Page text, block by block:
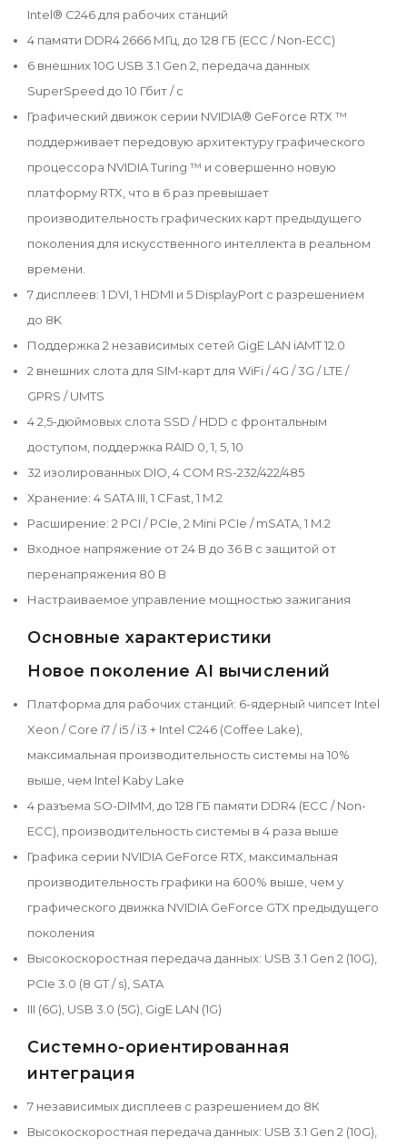
Intel® C246 для рабочих станций
4 памяти DDR4 2666 МГц, до 128 ГБ (ECC / Non-ECC)
6 внешних 10G USB 3.1 Gen 2, передача данных
SuperSpeed до 10 Гбит / с
Графический движок серии NVIDIA® GeForce RTX ™
поддерживает передовую архитектуру графического
процессора NVIDIA Turing ™ и совершенно новую
платформу RTX, что в 6 раз превышает
производительность графических карт предыдущего
поколения для искусственного интеллекта в реальном
времени.
7 дисплеев: 1 DVI, 1 HDMI и 5 DisplayPort с разрешением
до 8K
Поддержка 2 независимых сетей GigE LAN iAMT 12.0
2 внешних слота для SIM-карт для WiFi / 4G / 3G / LTE /
GPRS / UMTS
4 2,5-дюймовых слота SSD / HDD с фронтальным
доступом, поддержка RAID 0, 1, 5, 10
32 изолированных DIO, 4 COM RS-232/422/485
Хранение: 4 SATA III, 1 CFast, 1 M.2
Расширение: 2 PCI / PCIe, 2 Mini PCIe / mSATA, 1 M.2
Входное напряжение от 24 В до 36 В с защитой от
перенапряжения 80 В
Настраиваемое управление мощностью зажигания
Основные характеристики
Новое поколение AI вычислений
Платформа для рабочих станций: 6-ядерный чипсет Intel
Xeon / Core i7 / i5 / i3 + Intel C246 (Coffee Lake),
максимальная производительность системы на 10%
выше, чем Intel Kaby Lake
4 разъема SO-DIMM, до 128 ГБ памяти DDR4 (ECC / Non-
ECC), производительность системы в 4 раза выше
Графика серии NVIDIA GeForce RTX, максимальная
производительность графики на 600% выше, чем у
графического движка NVIDIA GeForce GTX предыдущего
поколения
Высокоскоростная передача данных: USB 3.1 Gen 2 (10G),
PCIe 3.0 (8 GT / s), SATA
III (6G), USB 3.0 (5G), GigE LAN (1G)
Системно-ориентированная
интеграция
7 независимых дисплеев с разрешением до 8К
Высокоскоростная передача данных: USB 3.1 Gen 2 (10G),